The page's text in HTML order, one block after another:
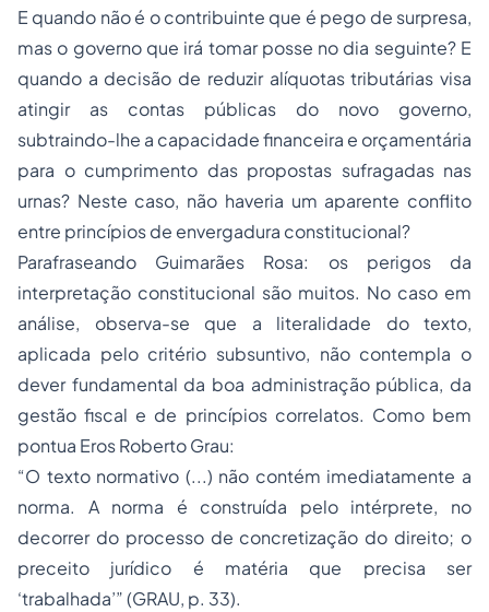
E quando não é o contribuinte que é pego de surpresa,
mas o governo que irá tomar posse no dia seguinte? E
quando a decisão de reduzir alíquotas tributárias visa
atingir as contas públicas do novo governo,
subtraindo-lhe a capacidade financeira e orçamentária
para o cumprimento das propostas sufragadas nas
urnas? Neste caso, não haveria um aparente conflito
entre princípios de envergadura constitucional?
Parafraseando Guimarães Rosa: os perigos da
interpretação constitucional são muitos. No caso em
análise, observa-se que a literalidade do texto,
aplicada pelo critério subsuntivo, não contempla o
dever fundamental da boa administração pública, da
gestão fiscal e de princípios correlatos. Como bem
pontua Eros Roberto Grau:
“O texto normativo (...) não contém imediatamente a
norma. A norma é construída pelo intérprete, no
decorrer do processo de concretização do direito; o
preceito jurídico é matéria que precisa ser
‘trabalhada’” (GRAU, p. 33).